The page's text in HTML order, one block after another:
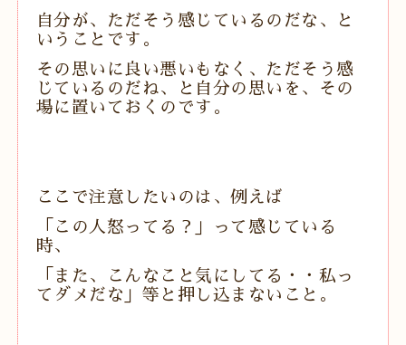
自分が、ただそう感じているのだな、と
いうことです。
その思いに良い悪いもなく、ただそう感
じているのだね、と自分の思いを、その
場に置いておくのです。
ここで注意したいのは、例えば
「この人怒ってる？」って感じている
時、
「また、こんなこと気にしてる・・私っ
てダメだな」等と押し込まないこと。